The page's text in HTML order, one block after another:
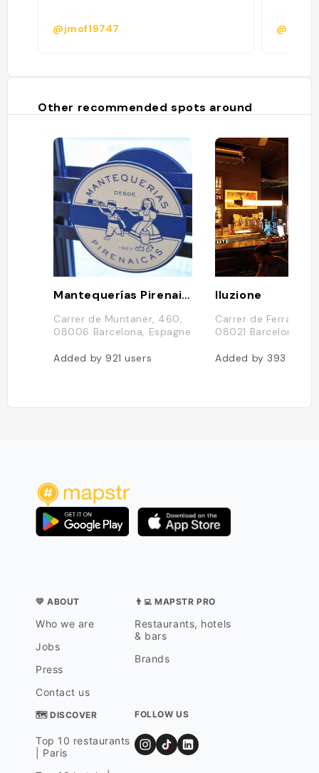
@jmof19747
Other recommended spots around
Mantequerías Pirenaicas
Carrer de Muntaner, 460,
08006 Barcelona, Espagne
Added by 921users
Iluzione
Carrer de Ferran
08021 Barcelona,
Added by 393
💛 ABOUT
Who we are
Jobs
Press
Contact us
👨‍💻 MAPSTR PRO
Restaurants, hotels
& bars
Brands
🗺 DISCOVER
Top 10 restaurants
| Paris
FOLLOW US